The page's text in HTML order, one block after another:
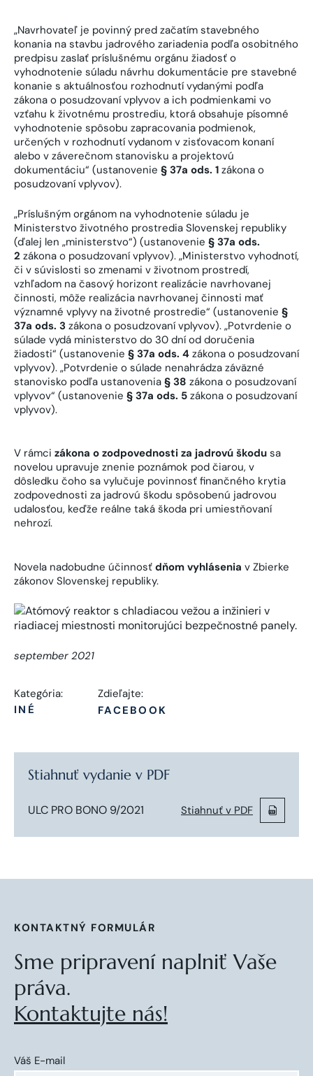
„Navrhovateľ je povinný pred začatím stavebného
konania na stavbu jadrového zariadenia podľa osobitného
predpisu zaslať príslušnému orgánu žiadosť o
vyhodnotenie súladu návrhu dokumentácie pre stavebné
konanie s aktuálnosťou rozhodnutí vydanými podľa
zákona o posudzovaní vplyvov a ich podmienkami vo
vzťahu k životnému prostrediu, ktorá obsahuje písomné
vyhodnotenie spôsobu zapracovania podmienok,
určených v rozhodnutí vydanom v zisťovacom konaní
alebo v záverečnom stanovisku a projektovú
dokumentáciu“ (ustanovenie § 37a ods. 1 zákona o
posudzovaní vplyvov).
„Príslušným orgánom na vyhodnotenie súladu je
Ministerstvo životného prostredia Slovenskej republiky
(ďalej len „ministerstvo“) (ustanovenie § 37a ods.
2 zákona o posudzovaní vplyvov). „Ministerstvo vyhodnotí,
či v súvislosti so zmenami v životnom prostredí,
vzhľadom na časový horizont realizácie navrhovanej
činnosti, môže realizácia navrhovanej činnosti mať
významné vplyvy na životné prostredie“ (ustanovenie §
37a ods. 3 zákona o posudzovaní vplyvov). „Potvrdenie o
súlade vydá ministerstvo do 30 dní od doručenia
žiadosti“ (ustanovenie § 37a ods. 4 zákona o posudzovaní
vplyvov). „Potvrdenie o súlade nenahrádza záväzné
stanovisko podľa ustanovenia § 38 zákona o posudzovaní
vplyvov“ (ustanovenie § 37a ods. 5 zákona o posudzovaní
vplyvov).
V rámci zákona o zodpovednosti za jadrovú škodu sa
novelou upravuje znenie poznámok pod čiarou, v
dôsledku čoho sa vylučuje povinnosť finančného krytia
zodpovednosti za jadrovú škodu spôsobenú jadrovou
udalosťou, keďže reálne taká škoda pri umiestňovaní
nehrozí.
Novela nadobudne účinnosť dňom vyhlásenia v Zbierke
zákonov Slovenskej republiky.
september 2021
Kategória:
INÉ
Zdieľajte:
FACEBOOK
Stiahnuť vydanie v PDF
ULC PRO BONO 9/2021 Stiahnuť v PDF
KONTAKTNÝ FORMULÁR
Sme pripravení naplniť Vaše
práva.
Kontaktujte nás!
Váš E-mail